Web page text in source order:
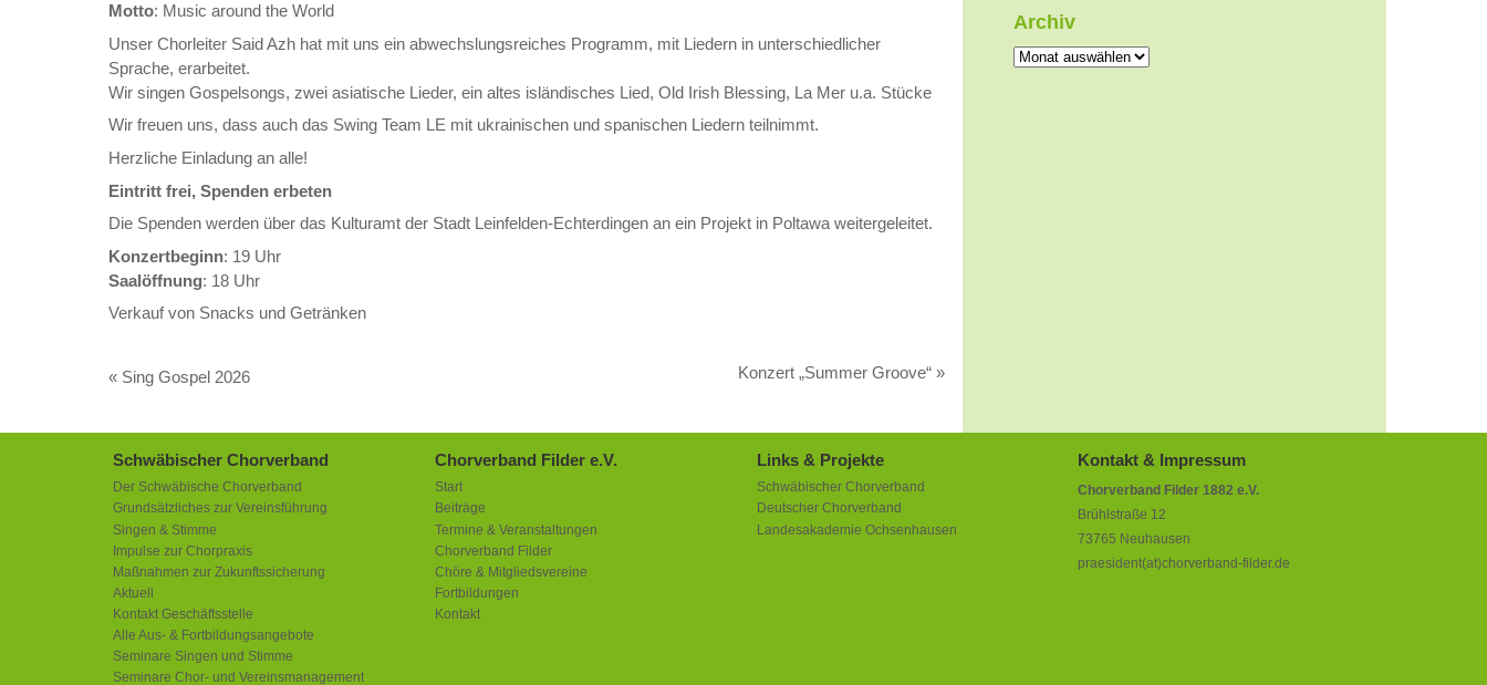
Motto: Music around the World
Unser Chorleiter Said Azh hat mit uns ein abwechslungsreiches Programm, mit Liedern in unterschiedlicher
Sprache, erarbeitet.
Wir singen Gospelsongs, zwei asiatische Lieder, ein altes isländisches Lied, Old Irish Blessing, La Mer u.a. Stücke
Wir freuen uns, dass auch das Swing Team LE mit ukrainischen und spanischen Liedern teilnimmt.
Herzliche Einladung an alle!
Eintritt frei, Spenden erbeten
Die Spenden werden über das Kulturamt der Stadt Leinfelden-Echterdingen an ein Projekt in Poltawa weitergeleitet.
Konzertbeginn: 19 Uhr
Saalöffnung: 18 Uhr
Verkauf von Snacks und Getränken
« Sing Gospel 2026 Konzert „Summer Groove“ »
Archiv
Archiv
Schwäbischer Chorverband
Der Schwäbische Chorverband
Grundsätzliches zur Vereinsführung
Singen & Stimme
Impulse zur Chorpraxis
Maßnahmen zur Zukunftssicherung
Aktuell
Kontakt Geschäftsstelle
Alle Aus- & Fortbildungsangebote
Seminare Singen und Stimme
Seminare Chor- und Vereinsmanagement
Chorverband Filder e.V.
Start
Beiträge
Termine & Veranstaltungen
Chorverband Filder
Chöre & Mitgliedsvereine
Fortbildungen
Kontakt
Links & Projekte
Schwäbischer Chorverband
Deutscher Chorverband
Landesakademie Ochsenhausen
Kontakt & Impressum
Chorverband Filder 1882 e.V.
Brühlstraße 12
73765 Neuhausen
praesident(at)chorverband-filder.de